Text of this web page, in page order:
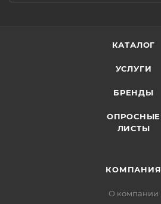
КАТАЛОГ
УСЛУГИ
БРЕНДЫ
ОПРОСНЫЕ
ЛИСТЫ
КОМПАНИЯ
О компании